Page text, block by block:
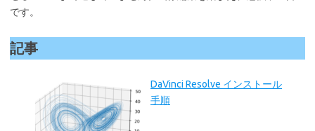
です。
記事
DaVinci Resolve インストール
手順